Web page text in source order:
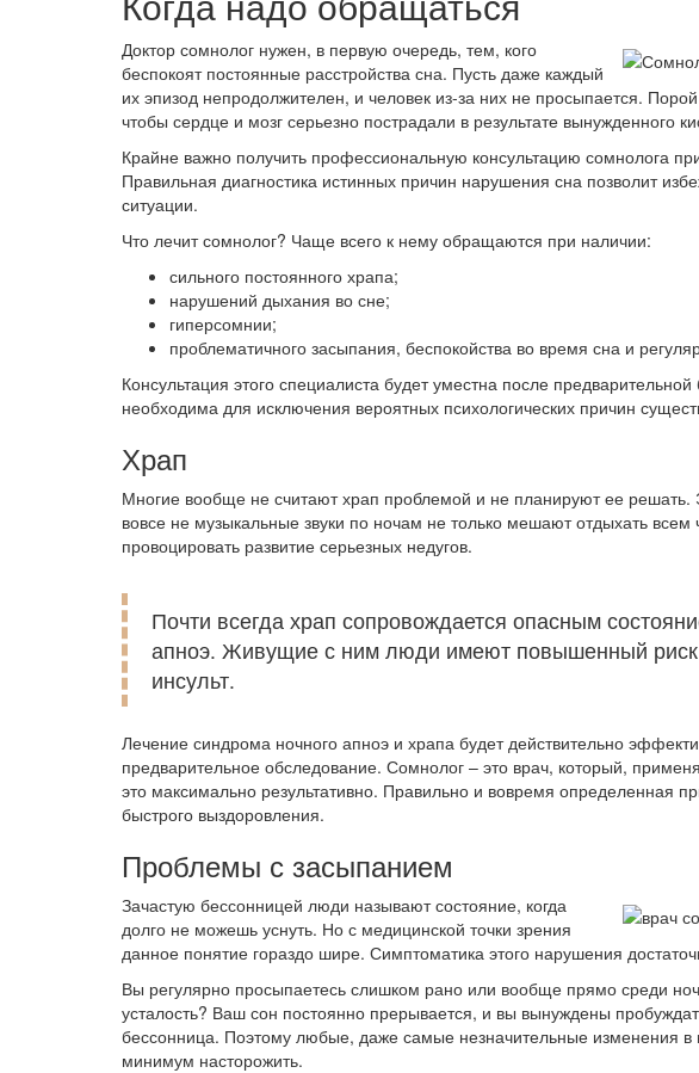
Доктор сомнолог нужен, в первую очередь, тем, кого
беспокоят постоянные расстройства сна. Пусть даже каждый
их эпизод непродолжителен, и человек из-за них не просыпается.
чтобы сердце и мозг серьезно пострадали в результате вынужденного
Крайне важно получить профессиональную консультацию сомнолога
Правильная диагностика истинных причин нарушения сна позволит
ситуации.
Что лечит сомнолог? Чаще всего к нему обращаются при наличии:
сильного постоянного храпа;
нарушений дыхания во сне;
гиперсомнии;
проблематичного засыпания, беспокойства во время сна и
Консультация этого специалиста будет уместна после
необходима для исключения вероятных психологических причин
Храп
Многие вообще не считают храп проблемой и не планируют ее решать.
вовсе не музыкальные звуки по ночам не только мешают отдыхать
провоцировать развитие серьезных недугов.
Почти всегда храп сопровождается опасным
апноэ. Живущие с ним люди имеют повышенный риск
инсульт.
Лечение синдрома ночного апноэ и храпа будет действительно
предварительное обследование. Сомнолог – это врач, который,
это максимально результативно. Правильно и вовремя определенная
быстрого выздоровления.
Проблемы с засыпанием
Зачастую бессонницей люди называют состояние, когда
долго не можешь уснуть. Но с медицинской точки зрения
данное понятие гораздо шире. Симптоматика этого нарушения
Вы регулярно просыпаетесь слишком рано или вообще прямо среди
усталость? Ваш сон постоянно прерывается, и вы вынуждены
бессонница. Поэтому любые, даже самые незначительные изменения в
минимум насторожить.